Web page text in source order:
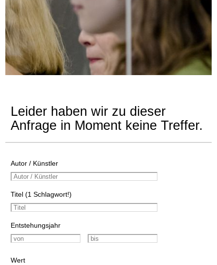
Leider haben wir zu dieser
Anfrage in Moment keine Treffer.
Autor / Künstler
Titel (1 Schlagwort!)
Entstehungsjahr
Wert